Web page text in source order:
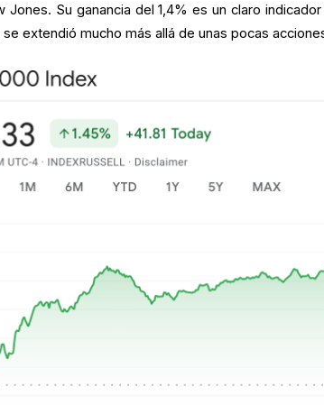
Jones. Su ganancia del 1,4% es un claro
extendió mucho más allá de unas pocas